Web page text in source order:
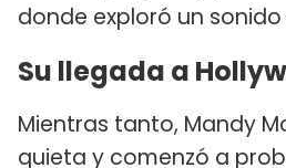
donde exploró un
Su llegada a
Mientras tanto, Mandy
quieta y comenzó a